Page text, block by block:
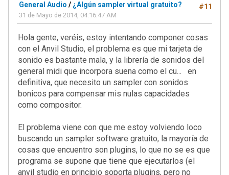
#11
General Audio / ¿Algún sampler virtual gratuito?
31 de Mayo de 2014, 04:16:47 AM
Hola gente, veréis, estoy intentando componer cosas
con el Anvil Studio, el problema es que mi tarjeta de
sonido es bastante mala, y la librería de sonidos del
general midi que incorpora suena como el cu... en
definitiva, que necesito un sampler con sonidos
bonicos para compensar mis nulas capacidades
como compositor.
El problema viene con que me estoy volviendo loco
buscando un sampler software gratuito, la mayoría de
cosas que encuentro son plugins, lo que no se es que
programa se supone que tiene que ejecutarlos (el
anvil studio en principio soporta plugins, pero no